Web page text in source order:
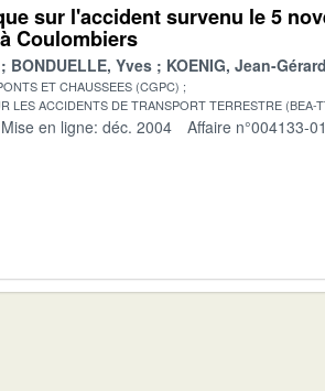
sur l'accident survenu le 5
Coulombiers
BONDUELLE, Yves KOENIG, Jean-Gérard
ET CHAUSSEES (CGPC)
LES ACCIDENTS DE TRANSPORT TERRESTRE (BEA-
Mise en ligne: déc. 2004 Affaire n°004133-01